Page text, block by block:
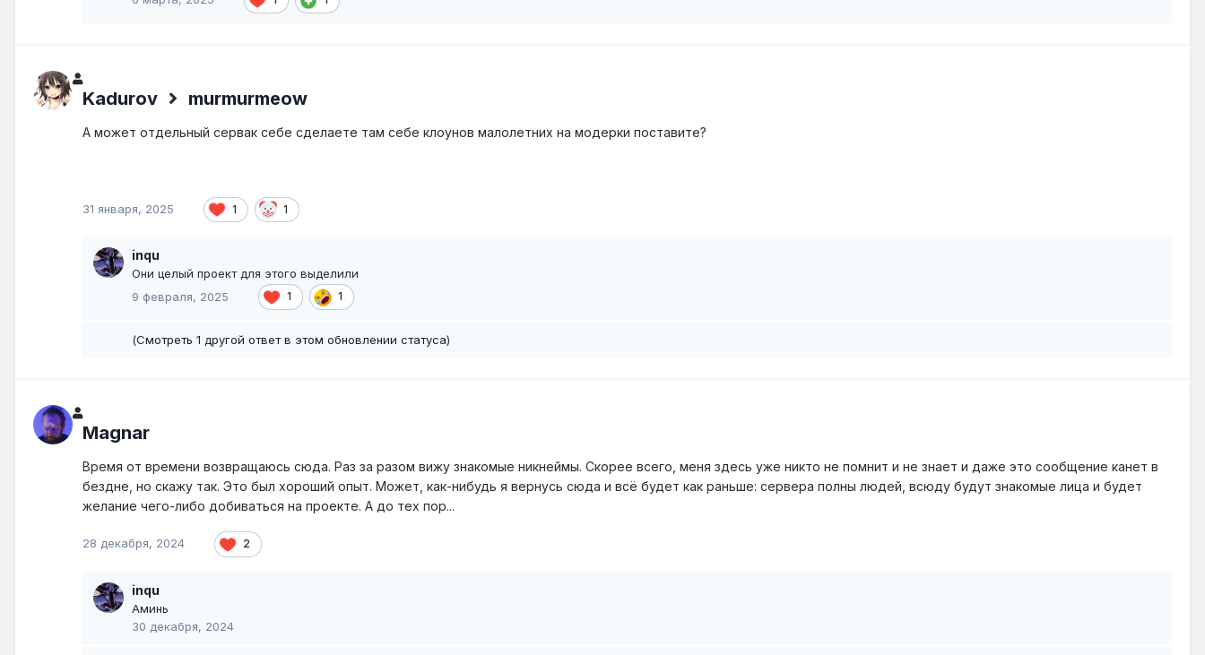
Kadurov murmurmeow
А может отдельный сервак себе сделаете там себе клоунов малолетних на модерки поставите?
31 января, 2025 1 1
inqu
Они целый проект для этого выделили
9 февраля, 2025
1 1
(Смотреть 1 другой ответ в этом обновлении статуса)
Magnar
Время от времени возвращаюсь сюда. Раз за разом вижу знакомые никнеймы. Скорее всего, меня здесь уже никто не помнит и не знает и даже это сообщение канет в
бездне, но скажу так. Это был хороший опыт. Может, как-нибудь я вернусь сюда и всё будет как раньше: сервера полны людей, всюду будут знакомые лица и будет
желание чего-либо добиваться на проекте. А до тех пор...
28 декабря, 2024 2
inqu
Аминь
30 декабря, 2024